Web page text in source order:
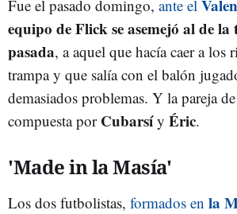
Fue el pasado domingo, ante el
equipo de Flick se asemejó al de
pasada, a aquel que hacía caer a los
trampa y que salía con el balón
demasiados problemas. Y la pareja
compuesta por Cubarsíy Éric.
'Made in la Masía'
Los dos futbolistas, formados en la